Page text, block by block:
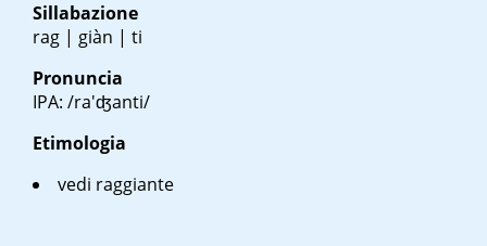
Sillabazione
rag | giàn | ti
Pronuncia
IPA: /ra'ʤanti/
Etimologia
vedi raggiante